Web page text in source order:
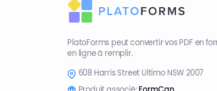
PlatoForms peut convertir vos PDF en
en ligne à remplir.
608 Harris Street Ultimo NSW 2007